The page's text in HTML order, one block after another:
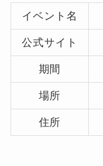
イベント名
公式サイト
期間
場所
住所